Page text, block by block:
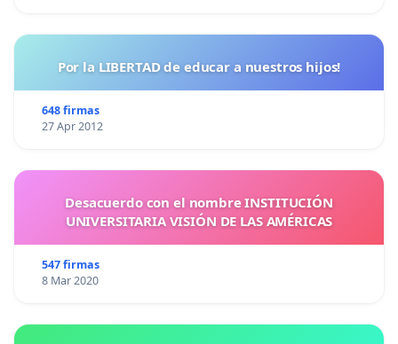
Por la LIBERTAD de educar a nuestros hijos!
648 firmas
27 Apr 2012
Desacuerdo con el nombre INSTITUCIÓN
UNIVERSITARIA VISIÓN DE LAS AMÉRICAS
547 firmas
8 Mar 2020